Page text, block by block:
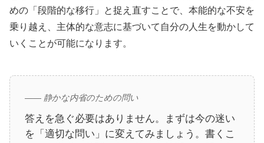
めの「段階的な移行」と捉え直すことで、本能的な不安を
乗り越え、主体的な意志に基づいて自分の人生を動かして
いくことが可能になります。
—— 静かな内省のための問い
答えを急ぐ必要はありません。まずは今の迷い
を「適切な問い」に変えてみましょう。書くこ